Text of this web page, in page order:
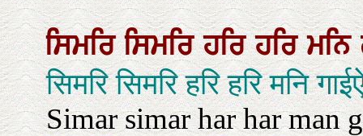
ਸਿਮਰਿਸਿਮਰਿਹਰਿਹਰਿਮਨਿ
सिमरि सिमरि हरि हरि मनि
Simar simar har har man